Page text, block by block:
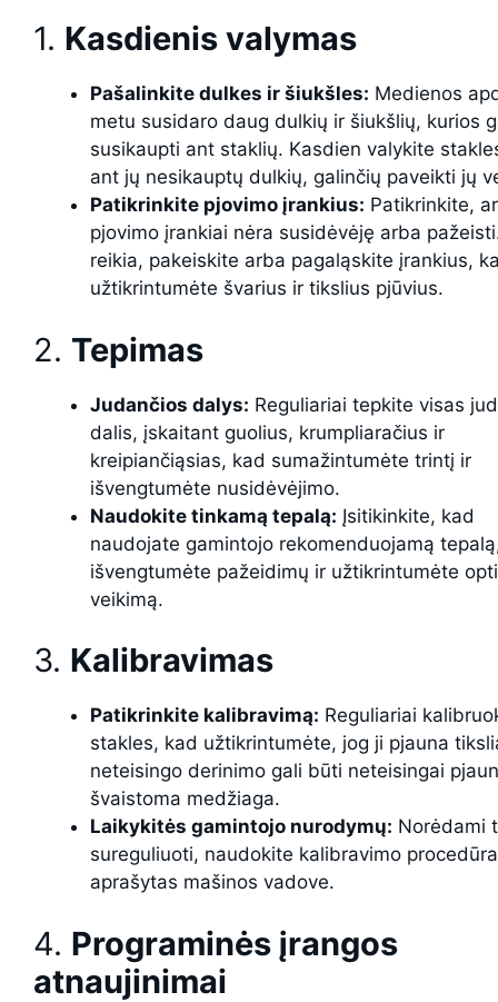
1. Kasdienis valymas
Pašalinkite dulkes ir šiukšles: Medienos
metu susidaro daug dulkių ir šiukšlių, kurios
susikaupti ant staklių. Kasdien valykite
ant jų nesikauptų dulkių, galinčių paveikti jų
Patikrinkite pjovimo įrankius: Patikrinkite, ar
pjovimo įrankiai nėra susidėvėję arba
reikia, pakeiskite arba pagaląskite įrankius,
užtikrintumėte švarius ir tikslius pjūvius.
2. Tepimas
Judančios dalys: Reguliariai tepkite visas
dalis, įskaitant guolius, krumpliaračius ir
kreipiančiąsias, kad sumažintumėte trintį ir
išvengtumėte nusidėvėjimo.
Naudokite tinkamą tepalą: Įsitikinkite, kad
naudojate gamintojo rekomenduojamą
išvengtumėte pažeidimų ir užtikrintumėte
veikimą.
3. Kalibravimas
Patikrinkite kalibravimą: Reguliariai
stakles, kad užtikrintumėte, jog ji pjauna
neteisingo derinimo gali būti neteisingai
švaistoma medžiaga.
Laikykitės gamintojo nurodymų: Norėdami
sureguliuoti, naudokite kalibravimo
aprašytas mašinos vadove.
4. Programinės įrangos
atnaujinimai